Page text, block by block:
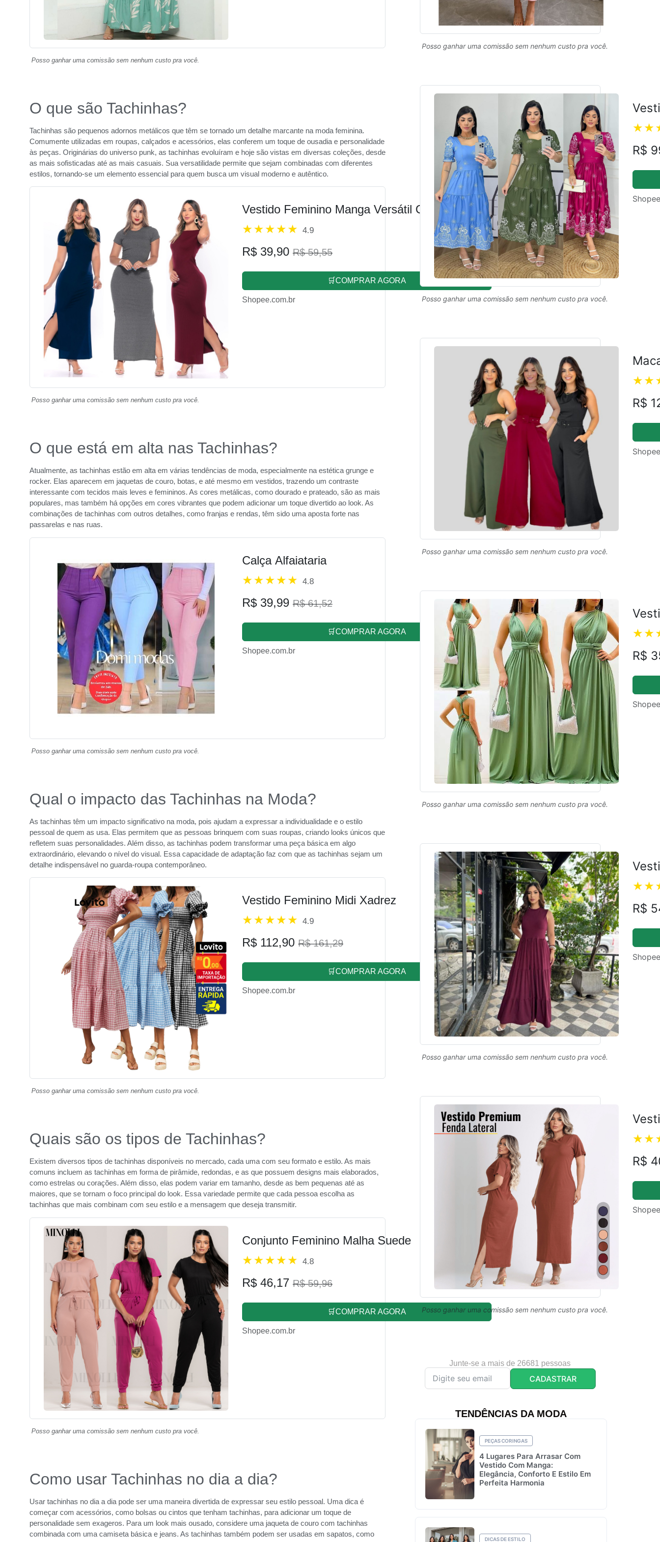
Posso ganhar uma comissão sem nenhum custo pra você.
O que são Tachinhas?
Tachinhas são pequenos adornos metálicos que têm se tornado um detalhe marcante na moda feminina.
Comumente utilizadas em roupas, calçados e acessórios, elas conferem um toque de ousadia e personalidade
às peças. Originárias do universo punk, as tachinhas evoluíram e hoje são vistas em diversas coleções, desde
as mais sofisticadas até as mais casuais. Sua versatilidade permite que sejam combinadas com diferentes
estilos, tornando-se um elemento essencial para quem busca um visual moderno e autêntico.
Vestido Feminino Manga Versátil Casual
4.9
R$ 39,90 R$ 59,55
🛒COMPRAR AGORA
Shopee.com.br
Posso ganhar uma comissão sem nenhum custo pra você.
O que está em alta nas Tachinhas?
Atualmente, as tachinhas estão em alta em várias tendências de moda, especialmente na estética grunge e
rocker. Elas aparecem em jaquetas de couro, botas, e até mesmo em vestidos, trazendo um contraste
interessante com tecidos mais leves e femininos. As cores metálicas, como dourado e prateado, são as mais
populares, mas também há opções em cores vibrantes que podem adicionar um toque divertido ao look. As
combinações de tachinhas com outros detalhes, como franjas e rendas, têm sido uma aposta forte nas
passarelas e nas ruas.
Calça Alfaiataria
4.8
R$ 39,99 R$ 61,52
🛒COMPRAR AGORA
Shopee.com.br
Posso ganhar uma comissão sem nenhum custo pra você.
Qual o impacto das Tachinhas na Moda?
As tachinhas têm um impacto significativo na moda, pois ajudam a expressar a individualidade e o estilo
pessoal de quem as usa. Elas permitem que as pessoas brinquem com suas roupas, criando looks únicos que
refletem suas personalidades. Além disso, as tachinhas podem transformar uma peça básica em algo
extraordinário, elevando o nível do visual. Essa capacidade de adaptação faz com que as tachinhas sejam um
detalhe indispensável no guarda-roupa contemporâneo.
Vestido Feminino Midi Xadrez
4.9
R$ 112,90 R$ 161,29
🛒COMPRAR AGORA
Shopee.com.br
Posso ganhar uma comissão sem nenhum custo pra você.
Quais são os tipos de Tachinhas?
Existem diversos tipos de tachinhas disponíveis no mercado, cada uma com seu formato e estilo. As mais
comuns incluem as tachinhas em forma de pirâmide, redondas, e as que possuem designs mais elaborados,
como estrelas ou corações. Além disso, elas podem variar em tamanho, desde as bem pequenas até as
maiores, que se tornam o foco principal do look. Essa variedade permite que cada pessoa escolha as
tachinhas que mais combinam com seu estilo e a mensagem que deseja transmitir.
Conjunto Feminino Malha Suede
4.8
R$ 46,17 R$ 59,96
🛒COMPRAR AGORA
Shopee.com.br
Posso ganhar uma comissão sem nenhum custo pra você.
Como usar Tachinhas no dia a dia?
Usar tachinhas no dia a dia pode ser uma maneira divertida de expressar seu estilo pessoal. Uma dica é
começar com acessórios, como bolsas ou cintos que tenham tachinhas, para adicionar um toque de
personalidade sem exageros. Para um look mais ousado, considere uma jaqueta de couro com tachinhas
combinada com uma camiseta básica e jeans. As tachinhas também podem ser usadas em sapatos, como
Posso ganhar uma comissão sem nenhum custo pra você.
R$
Posso ganhar uma comissão sem nenhum custo pra você.
R$
Posso ganhar uma comissão sem nenhum custo pra você.
R$
Posso ganhar uma comissão sem nenhum custo pra você.
R$
Posso ganhar uma comissão sem nenhum custo pra você.
R$
Posso ganhar uma comissão sem nenhum custo pra você.
Junte-se a mais de 26681 pessoas
CADASTRAR
TENDÊNCIAS DA MODA
PEÇAS CORINGAS
4 Lugares Para Arrasar Com
Vestido Com Manga:
Elegância, Conforto E Estilo Em
Perfeita Harmonia
DICAS DE ESTILO